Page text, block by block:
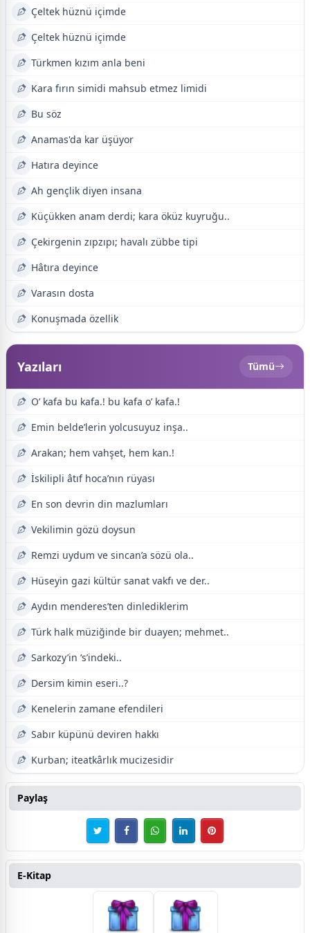
Çeltek hüznü içimde
Çeltek hüznü içimde
Türkmen kızım anla beni
Kara fırın simidi mahsub etmez limidi
Bu söz
Anamas'da kar üşüyor
Hatıra deyince
Ah gençlik diyen insana
Küçükken anam derdi; kara öküz kuyruğu..
Çekirgenin zıpzıpı; havalı zübbe tipi
Hâtıra deyince
Varasın dosta
Konuşmada özellik
Yazıları Tümü
O’ kafa bu kafa.! bu kafa o’ kafa.!
Emin belde’lerin yolcusuyuz inşa..
Arakan; hem vahşet, hem kan.!
İskilipli âtıf hoca’nın rüyası
En son devrin din mazlumları
Vekilimin gözü doysun
Remzi uydum ve sincan’a sözü ola..
Hüseyin gazi kültür sanat vakfı ve der..
Aydın menderes’ten dinlediklerim
Türk halk müziğinde bir duayen; mehmet..
Sarkozy’in ‘s’indeki..
Dersim kimin eseri..?
Kenelerin zamane efendileri
Sabır küpünü deviren hakkı
Kurban; iteatkârlık mucizesidir
Paylaş
E-Kitap